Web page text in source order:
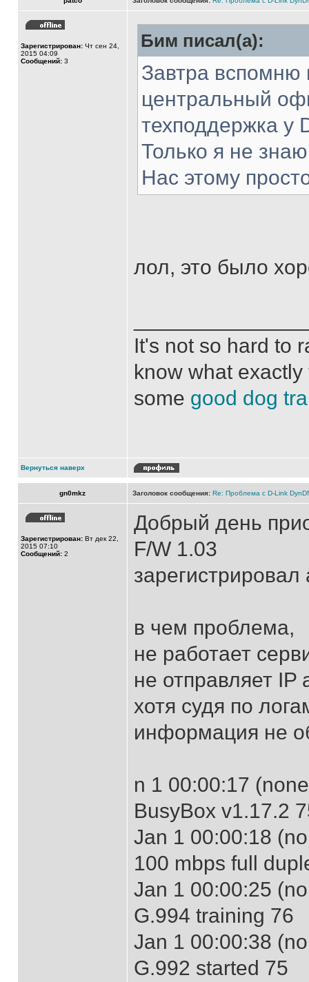
Зарегистрирован: Чт сен 24,
2015 04:09
Сообщений: 3
Бим писал(а):
Завтра вспомню
центральный
техподдержка у
Только я не
Нас этому
лол, это было
It's not so hard to
know what
some good dog
Вернуться наверх
gn0mkz Заголовок сообщения: Re: Проблема с D-Link
Зарегистрирован: Вт дек 22,
2015 07:10
Сообщений: 2
Добрый день
F/W 1.03
в чем проблема,
не работает
не отправляет IP
хотя судя по
информация не
n 1 00:00:17
BusyBox v1.17.2
Jan 1 00:00:18
100 mbps full
Jan 1 00:00:25
G.994 training 76
Jan 1 00:00:38
G.992 started 75